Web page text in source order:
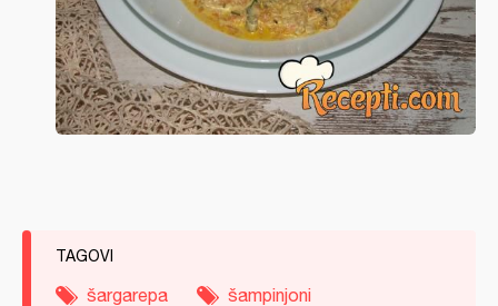
TAGOVI
šargarepa
šampinjoni